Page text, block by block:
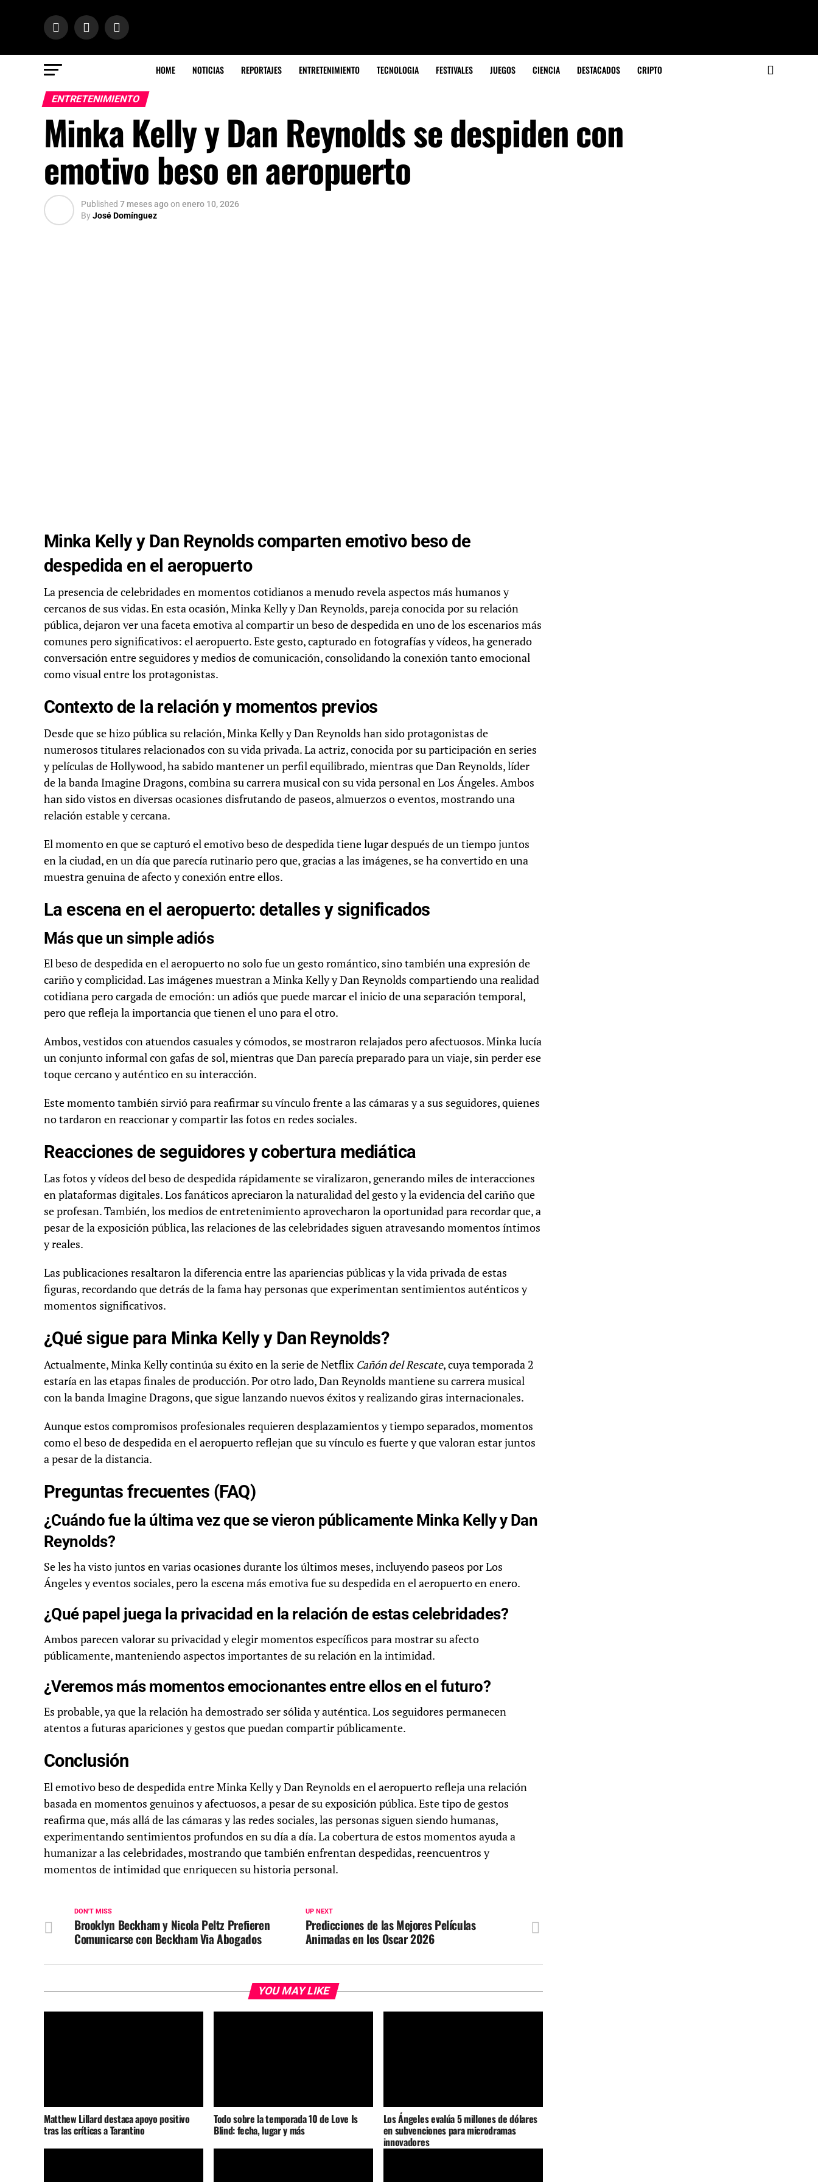
HOME NOTICIAS REPORTAJES ENTRETENIMIENTO TECNOLOGIA FESTIVALES JUEGOS CIENCIA DESTACADOS CRIPTO
ENTRETENIMIENTO
Minka Kelly y Dan Reynolds se despiden con
emotivo beso en aeropuerto
Published 7 meses agoon enero 10, 2026
ByJosé Domínguez
Minka Kelly y Dan Reynolds comparten emotivo beso de
despedida en el aeropuerto
La presencia de celebridades en momentos cotidianos a menudo revela aspectos más humanos y
cercanos de sus vidas. En esta ocasión, Minka Kelly y Dan Reynolds, pareja conocida por su relación
pública, dejaron ver una faceta emotiva al compartir un beso de despedida en uno de los escenarios más
comunes pero significativos: el aeropuerto. Este gesto, capturado en fotografías y vídeos, ha generado
conversación entre seguidores y medios de comunicación, consolidando la conexión tanto emocional
como visual entre los protagonistas.
Contexto de la relación y momentos previos
Desde que se hizo pública su relación, Minka Kelly y Dan Reynolds han sido protagonistas de
numerosos titulares relacionados con su vida privada. La actriz, conocida por su participación en series
y películas de Hollywood, ha sabido mantener un perfil equilibrado, mientras que Dan Reynolds, líder
de la banda Imagine Dragons, combina su carrera musical con su vida personal en Los Ángeles. Ambos
han sido vistos en diversas ocasiones disfrutando de paseos, almuerzos o eventos, mostrando una
relación estable y cercana.
El momento en que se capturó el emotivo beso de despedida tiene lugar después de un tiempo juntos
en la ciudad, en un día que parecía rutinario pero que, gracias a las imágenes, se ha convertido en una
muestra genuina de afecto y conexión entre ellos.
La escena en el aeropuerto: detalles y significados
Más que un simple adiós
El beso de despedida en el aeropuerto no solo fue un gesto romántico, sino también una expresión de
cariño y complicidad. Las imágenes muestran a Minka Kelly y Dan Reynolds compartiendo una realidad
cotidiana pero cargada de emoción: un adiós que puede marcar el inicio de una separación temporal,
pero que refleja la importancia que tienen el uno para el otro.
Ambos, vestidos con atuendos casuales y cómodos, se mostraron relajados pero afectuosos. Minka lucía
un conjunto informal con gafas de sol, mientras que Dan parecía preparado para un viaje, sin perder ese
toque cercano y auténtico en su interacción.
Este momento también sirvió para reafirmar su vínculo frente a las cámaras y a sus seguidores, quienes
no tardaron en reaccionar y compartir las fotos en redes sociales.
Reacciones de seguidores y cobertura mediática
Las fotos y vídeos del beso de despedida rápidamente se viralizaron, generando miles de interacciones
en plataformas digitales. Los fanáticos apreciaron la naturalidad del gesto y la evidencia del cariño que
se profesan. También, los medios de entretenimiento aprovecharon la oportunidad para recordar que, a
pesar de la exposición pública, las relaciones de las celebridades siguen atravesando momentos íntimos
y reales.
Las publicaciones resaltaron la diferencia entre las apariencias públicas y la vida privada de estas
figuras, recordando que detrás de la fama hay personas que experimentan sentimientos auténticos y
momentos significativos.
¿Qué sigue para Minka Kelly y Dan Reynolds?
Actualmente, Minka Kelly continúa su éxito en la serie de Netflix Cañón del Rescate, cuya temporada 2
estaría en las etapas finales de producción. Por otro lado, Dan Reynolds mantiene su carrera musical
con la banda Imagine Dragons, que sigue lanzando nuevos éxitos y realizando giras internacionales.
Aunque estos compromisos profesionales requieren desplazamientos y tiempo separados, momentos
como el beso de despedida en el aeropuerto reflejan que su vínculo es fuerte y que valoran estar juntos
a pesar de la distancia.
Preguntas frecuentes (FAQ)
¿Cuándo fue la última vez que se vieron públicamente Minka Kelly y Dan
Reynolds?
Se les ha visto juntos en varias ocasiones durante los últimos meses, incluyendo paseos por Los
Ángeles y eventos sociales, pero la escena más emotiva fue su despedida en el aeropuerto en enero.
¿Qué papel juega la privacidad en la relación de estas celebridades?
Ambos parecen valorar su privacidad y elegir momentos específicos para mostrar su afecto
públicamente, manteniendo aspectos importantes de su relación en la intimidad.
¿Veremos más momentos emocionantes entre ellos en el futuro?
Es probable, ya que la relación ha demostrado ser sólida y auténtica. Los seguidores permanecen
atentos a futuras apariciones y gestos que puedan compartir públicamente.
Conclusión
El emotivo beso de despedida entre Minka Kelly y Dan Reynolds en el aeropuerto refleja una relación
basada en momentos genuinos y afectuosos, a pesar de su exposición pública. Este tipo de gestos
reafirma que, más allá de las cámaras y las redes sociales, las personas siguen siendo humanas,
experimentando sentimientos profundos en su día a día. La cobertura de estos momentos ayuda a
humanizar a las celebridades, mostrando que también enfrentan despedidas, reencuentros y
momentos de intimidad que enriquecen su historia personal.
UP NEXT
Predicciones de las Mejores Películas
Animadas en los Oscar 2026
DON'T MISS
Brooklyn Beckham y Nicola Peltz Prefieren
Comunicarse con Beckham Via Abogados
YOU MAY LIKE
Matthew Lillard destaca apoyo positivo
tras las críticas a Tarantino
Todo sobre la temporada 10 de Love Is
Blind: fecha, lugar y más
Los Ángeles evalúa 5 millones de dólares
en subvenciones para microdramas
innovadores